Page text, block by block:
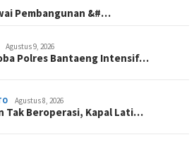
Pembangunan &#…
Agustus 9, 2026
Polres Bantaeng Intensif…
Agustus 8, 2026
Tak Beroperasi, Kapal Lati…